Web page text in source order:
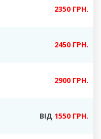
2350 ГРН.
2450 ГРН.
2900 ГРН.
ВІД 1550 ГРН.